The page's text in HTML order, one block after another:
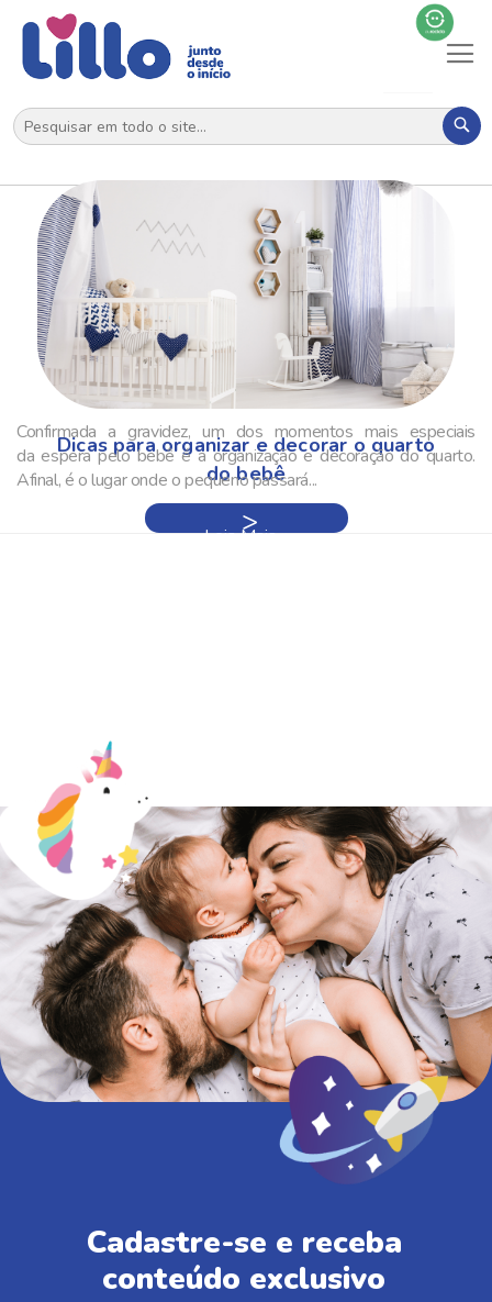
Dicas para organizar e decorar o quarto
do bebê
Confirmada a gravidez, um dos momentos mais especiais
da espera pelo bebê é a organização e decoração do quarto.
Afinal, é o lugar onde o pequeno passará...
Leia Mais »
Cadastre-se e receba
conteúdo exclusivo